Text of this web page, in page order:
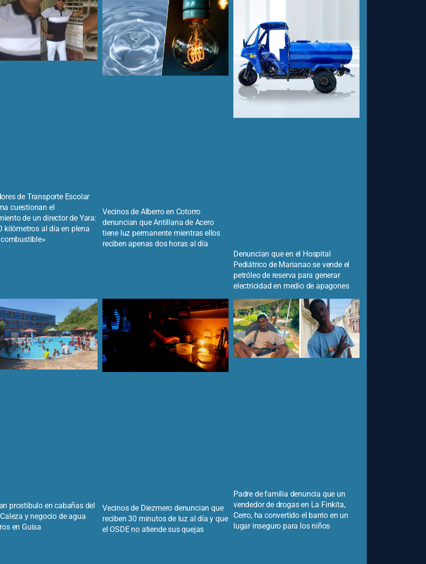
de Transporte Escolar
cuestionan el
de un director de Yara:
kilómetros al día en plena
Vecinos de Alberro en Cotorro
denuncian que Antillana de Acero
tiene luz permanente mientras ellos
reciben apenas dos horas al día
Denuncian que en el Hospital
Pediátrico de Marianao se vende el
petróleo de reserva para generar
electricidad en medio de apagones
prostíbulo en cabañas del
y negocio de agua
en Guisa
Vecinos de Diezmero denuncian que
reciben 30 minutos de luz al día y que
el OSDE no atiende sus quejas
Padre de familia denuncia que un
vendedor de drogas en La Finkita,
Cerro, ha convertido el barrio en un
lugar inseguro para los niños